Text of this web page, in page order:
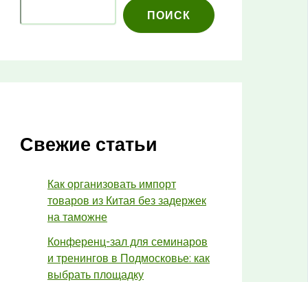
ПОИСК
Свежие статьи
Как организовать импорт
товаров из Китая без задержек
на таможне
Конференц-зал для семинаров
и тренингов в Подмосковье: как
выбрать площадку